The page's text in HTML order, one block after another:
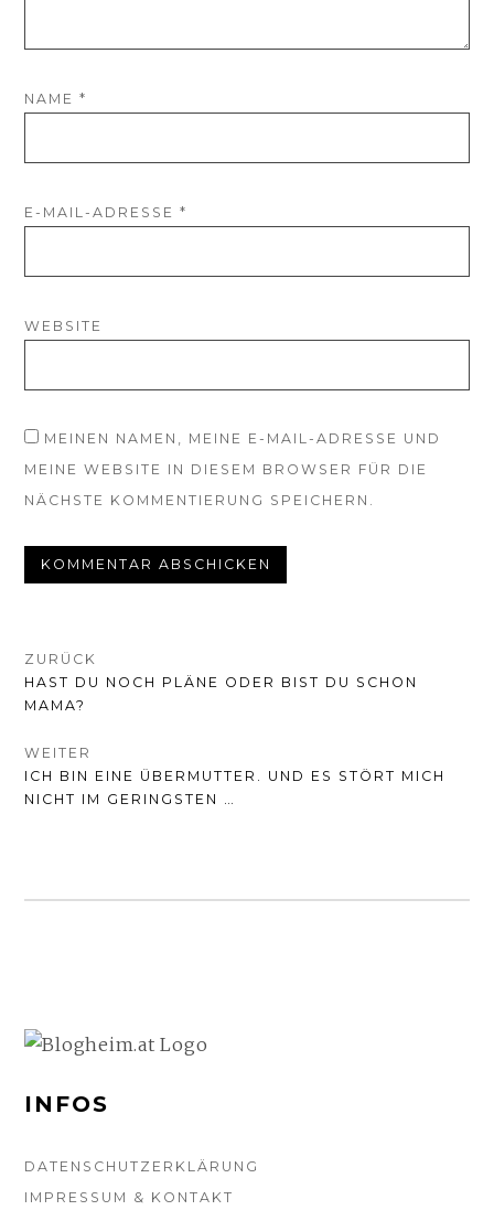
NAME*
E-MAIL-ADRESSE*
WEBSITE
MEINEN NAMEN, MEINE E-MAIL-ADRESSE UND
MEINE WEBSITE IN DIESEM BROWSER FÜR DIE
NÄCHSTE KOMMENTIERUNG SPEICHERN.
BEITRAGSNAVIGATION
ZURÜCK
VORHERIGER
BEITRAG:
HAST DU NOCH PLÄNE ODER BIST DU SCHON
MAMA?
WEITER
NÄCHSTER
BEITRAG:
ICH BIN EINE ÜBERMUTTER. UND ES STÖRT MICH
NICHT IM GERINGSTEN …
FOOTER-
INFOS
DATENSCHUTZERKLÄRUNG
IMPRESSUM & KONTAKT